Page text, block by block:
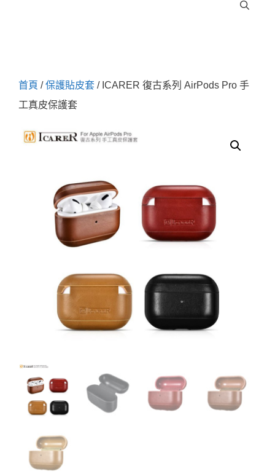
首頁 /保護貼皮套 / ICARER 復古系列 AirPods Pro 手
工真皮保護套